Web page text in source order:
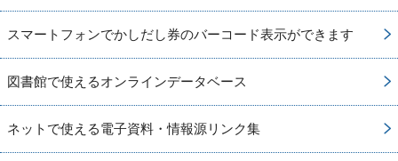
スマートフォンでかしだし券のバーコード表示ができます
図書館で使えるオンラインデータベース
ネットで使える電子資料・情報源リンク集